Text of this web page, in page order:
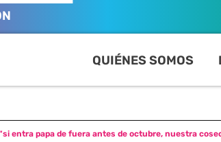
QUIÉNES SOMOS
entra papa de fuera antes de octubre, nuestra